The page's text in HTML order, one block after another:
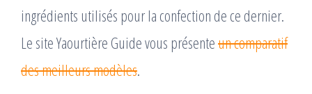
ingrédients utilisés pour la confection de ce dernier.
Le site Yaourtière Guide vous présenteun comparatif
des meilleurs modèles.